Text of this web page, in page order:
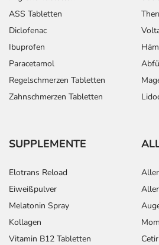
ASS Tabletten
Diclofenac
Ibuprofen
Paracetamol
Regelschmerzen Tabletten
Zahnschmerzen Tabletten
SUPPLEMENTE
Elotrans Reload
Eiweißpulver
Melatonin Spray
Kollagen
Vitamin B12 Tabletten